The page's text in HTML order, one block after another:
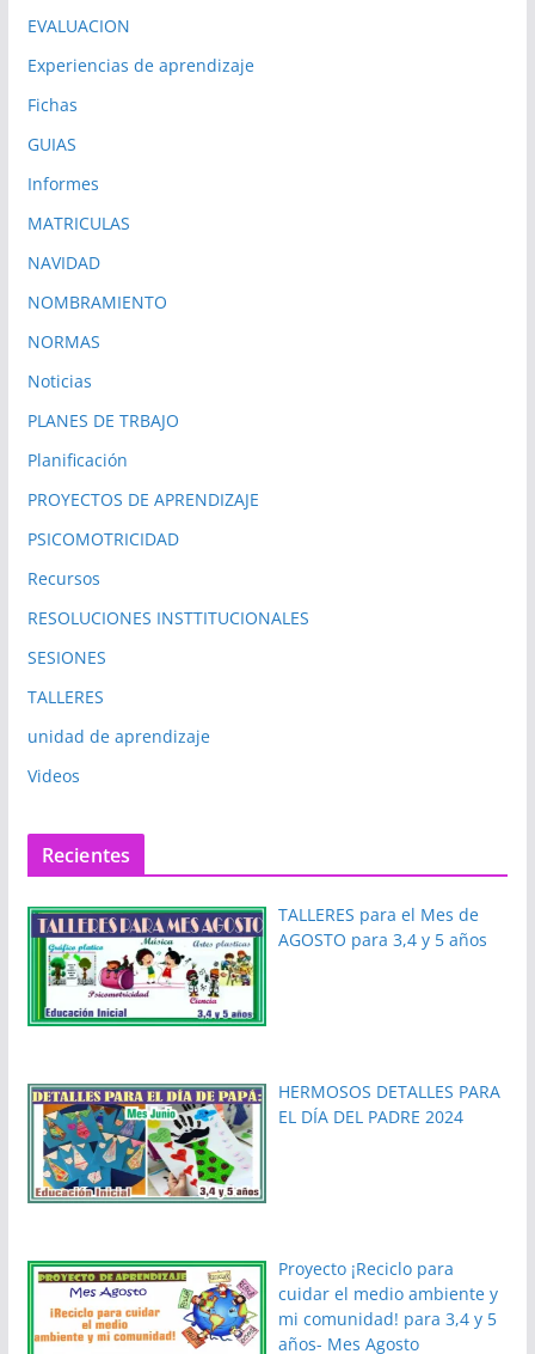
EVALUACION
Experiencias de aprendizaje
Fichas
GUIAS
Informes
MATRICULAS
NAVIDAD
NOMBRAMIENTO
NORMAS
Noticias
PLANES DE TRBAJO
Planificación
PROYECTOS DE APRENDIZAJE
PSICOMOTRICIDAD
Recursos
RESOLUCIONES INSTTITUCIONALES
SESIONES
TALLERES
unidad de aprendizaje
Videos
Recientes
TALLERES para el Mes de
AGOSTO para 3,4 y 5 años
HERMOSOS DETALLES PARA
EL DÍA DEL PADRE 2024
Proyecto ¡Reciclo para
cuidar el medio ambiente y
mi comunidad! para 3,4 y 5
años- Mes Agosto